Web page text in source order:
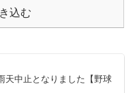
込む
天中止となりました【野球